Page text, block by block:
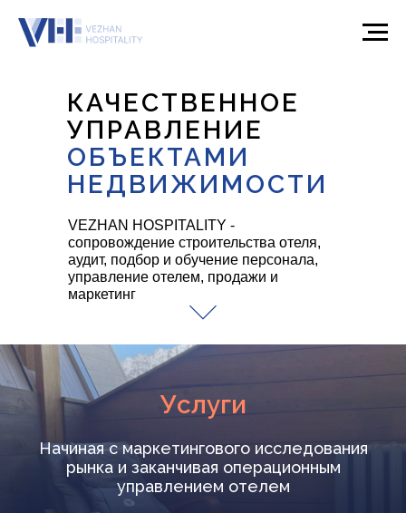
VEZHAN HOSPITALITY -
сопровождение строительства отеля,
аудит, подбор и обучение персонала,
управление отелем, продажи и
маркетинг
КАЧЕСТВЕННОЕ
УПРАВЛЕНИЕ
ОБЪЕКТАМИ
НЕДВИЖИМОСТИ
Услуги
Начиная с маркетингового исследования
рынка и заканчивая операционным
управлением отелем